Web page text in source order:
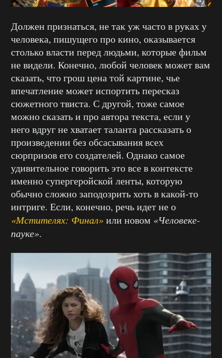
Должен признаться, не так уж часто в руках у
человека, пишущего про кино, оказывается
столько власти перед людьми, которые фильм
не видели. Конечно, любой человек может вам
сказать, что грош цена той картине, чье
впечатление может испортить пересказ
сюжетного твиста. С другой, тоже самое
можно сказать и про автора текста, если у
него вдруг не хватает таланта рассказать о
произведении без обсасывания всех
сюрпризов его создателей. Однако самое
удивительное говорить это все в контексте
именно супергеройской ленты, которую
обычно сложно заподозрить хоть в какой-то
интриге. Если, конечно, речь идет не о
«Мстителях: Финал»или новом «Человеке-
пауке».